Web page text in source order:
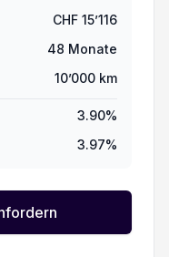
CHF 15’116
48 Monate
10’000 km
3.90%
3.97%